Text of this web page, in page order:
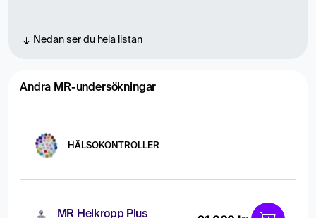
Nedan ser du hela listan
Andra MR-undersökningar
HÄLSOKONTROLLER
MR Helkropp Plus